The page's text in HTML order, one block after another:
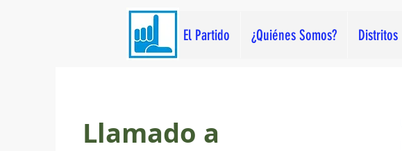
El Partido ¿Quiénes Somos? Distritos
Llamado a